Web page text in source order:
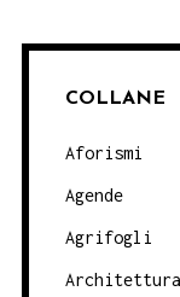
COLLANE
Aforismi
Agende
Agrifogli